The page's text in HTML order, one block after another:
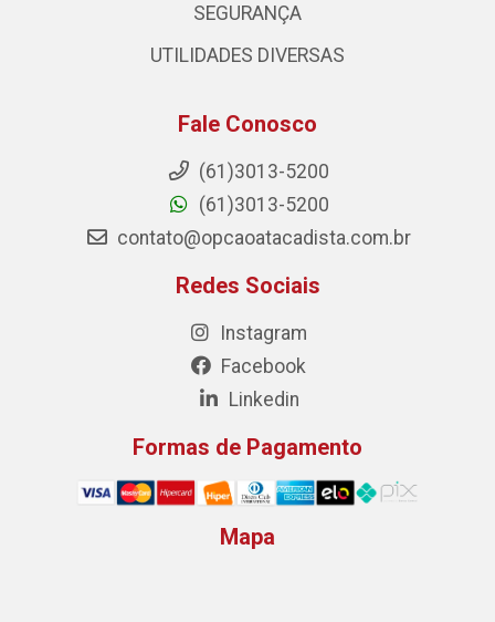
SEGURANÇA
UTILIDADES DIVERSAS
Fale Conosco
(61)3013-5200
(61)3013-5200
contato@opcaoatacadista.com.br
Redes Sociais
Instagram
Facebook
Linkedin
Formas de Pagamento
Mapa